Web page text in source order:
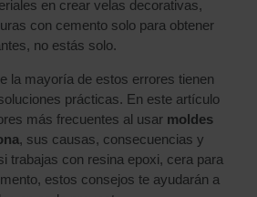
en crear velas decorativas,
con cemento solo para obtener
no estás solo.
la mayoría de estos errores tienen
prácticas. En este artículo
más frecuentes al usar moldes
, sus causas, consecuencias y
trabajas con resina epoxi, cera para
estos consejos te ayudarán a